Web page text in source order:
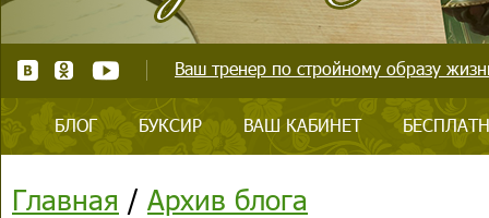
Ваш тренер по стройному образу
БЛОГ БУКСИР ВАШ КАБИНЕТ
Главная / Архив блога